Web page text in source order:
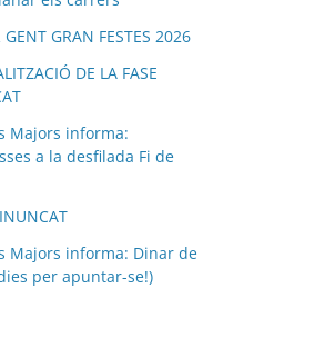
GRAN FESTES 2026
DE LA FASE
Majors informa:
a la desfilada Fi de
Majors informa: Dinar de
per apuntar-se!)